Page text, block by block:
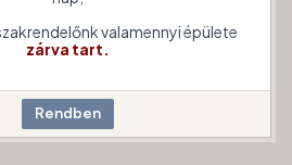
allergiás náthaként emlegetik,
jelent néhány kellemetlen
valamennyi épülete
zárva tart.